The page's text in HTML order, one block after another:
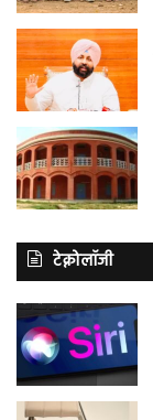
टेक्नोलॉजी